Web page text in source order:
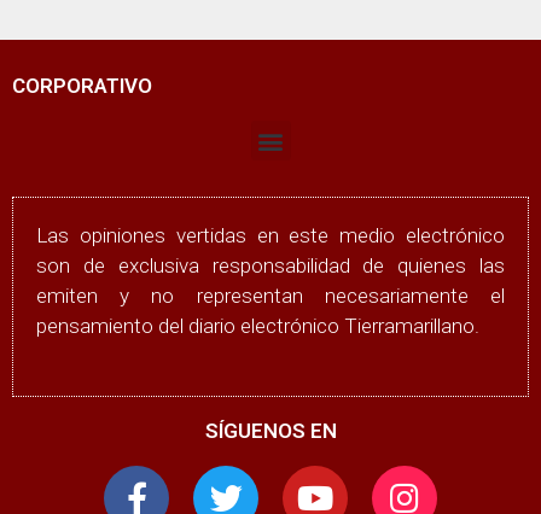
CORPORATIVO
Las opiniones vertidas en este medio electrónico
son de exclusiva responsabilidad de quienes las
emiten y no representan necesariamente el
pensamiento del diario electrónico Tierramarillano.
SÍGUENOS EN